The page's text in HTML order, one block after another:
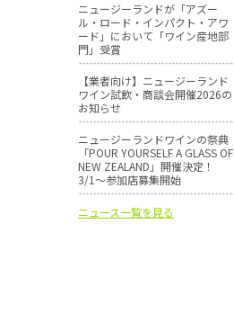
ニュージーランドが「アズー
ル・ロード・インパクト・アワ
ード」において「ワイン産地部
門」受賞
【業者向け】ニュージーランド
ワイン試飲・商談会開催2026の
お知らせ
ニュージーランドワインの祭典
「POUR YOURSELF A GLASS OF
NEW ZEALAND」開催決定！
3/1〜参加店募集開始
ニュース一覧を見る